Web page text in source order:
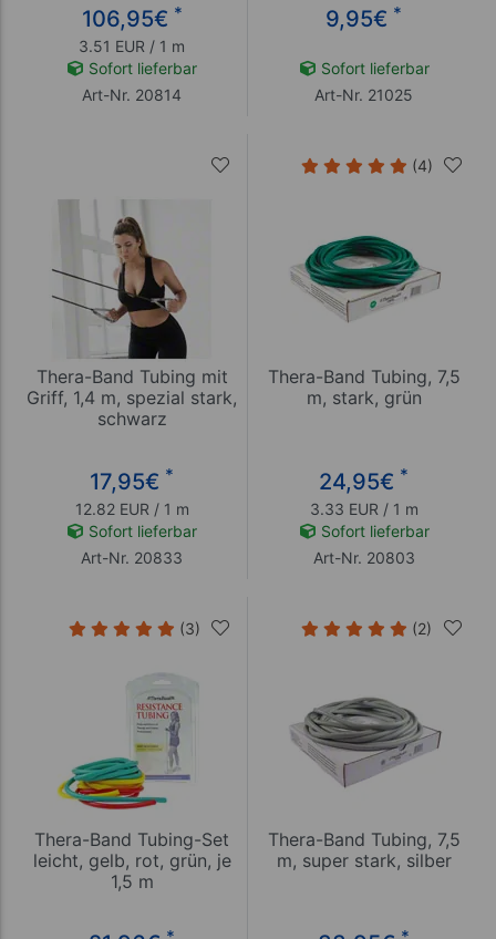
106,95€ *
3.51 EUR / 1 m
Sofort lieferbar
Art-Nr. 20814
9,95€ *
Sofort lieferbar
Art-Nr. 21025
Thera-Band Tubing mit
Griff, 1,4 m, spezial stark,
schwarz
17,95€ *
12.82 EUR / 1 m
Sofort lieferbar
Art-Nr. 20833
(4)
Thera-Band Tubing, 7,5
m, stark, grün
24,95€ *
3.33 EUR / 1 m
Sofort lieferbar
Art-Nr. 20803
(3)
Thera-Band Tubing-Set
leicht, gelb, rot, grün, je
1,5 m
(2)
Thera-Band Tubing, 7,5
m, super stark, silber